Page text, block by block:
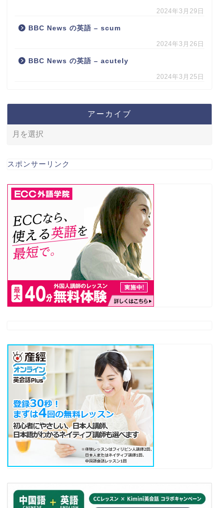
2024年3月29日
BBC News の英語 – scum
2024年3月26日
BBC News の英語 – acutely
2024年3月25日
アーカイブ
スポンサーリンク